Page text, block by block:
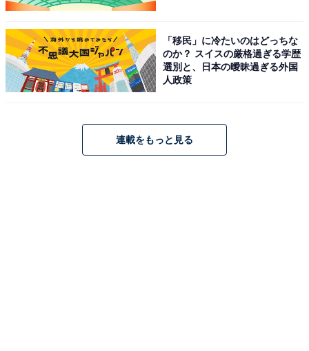
アクセス・料金情報は？ 泊まれる？
アクセス
アクセス：JR南武線「武蔵新城駅」より徒歩約7分
「移民」に冷たいのはどっちな
のか？ スイスの厳格過ぎる学歴
選別と、日本の曖昧過ぎる外国
人政策
連載をもっと見る